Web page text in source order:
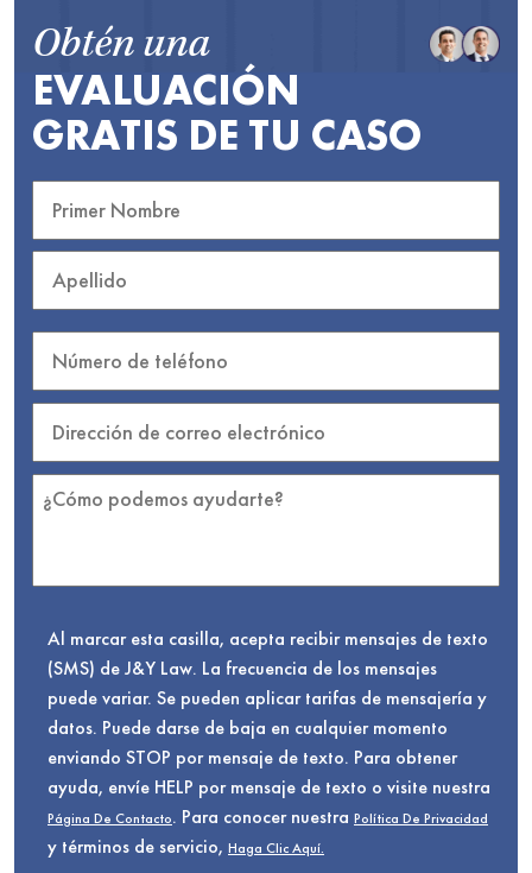
Obtén una
EVALUACIÓN
GRATIS DE TU CASO
Al marcar esta casilla, acepta recibir mensajes de texto
(SMS) de J&Y Law. La frecuencia de los mensajes
puede variar. Se pueden aplicar tarifas de mensajería y
datos. Puede darse de baja en cualquier momento
enviando STOP por mensaje de texto. Para obtener
ayuda, envíe HELP por mensaje de texto o visite nuestra
Página De Contacto. Para conocer nuestra Política De Privacidad
y términos de servicio, Haga Clic Aquí.